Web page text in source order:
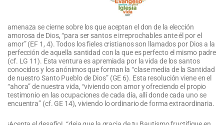
amenaza se cierne sobre los que aceptan el don de la elección
amorosa de Dios, “para ser santos e irreprochables ante él por el
amor” (EF 1, 4). Todos los fieles cristianos son llamados por Dios a la
perfección de aquella santidad con la que es perfecto el mismo padre
(cf. LG 11). Esta ventura es apremiada por la vida de los santos
conocidos y los anónimos que forman la “clase media de la Santidad
de nuestro Santo Pueblo de Dios” (GE 6). Esta resolución viene en el
“ahora” de nuestra vida, “viviendo con amor y ofreciendo el propio
testimonio en las ocupaciones de cada día, allí donde cada uno se
encuentra” (cf. GE 14), viviendo lo ordinario de forma extraordinaria.